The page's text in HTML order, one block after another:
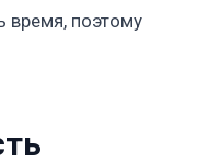
время, поэтому